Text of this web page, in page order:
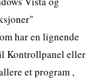
har en lignende
Kontrollpanel eller
et program ,